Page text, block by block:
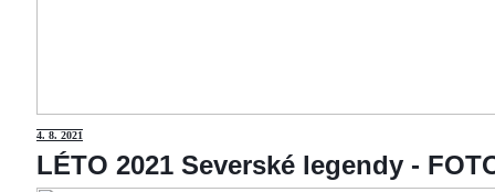
4. 8. 2021
LÉTO 2021 Severské legendy -